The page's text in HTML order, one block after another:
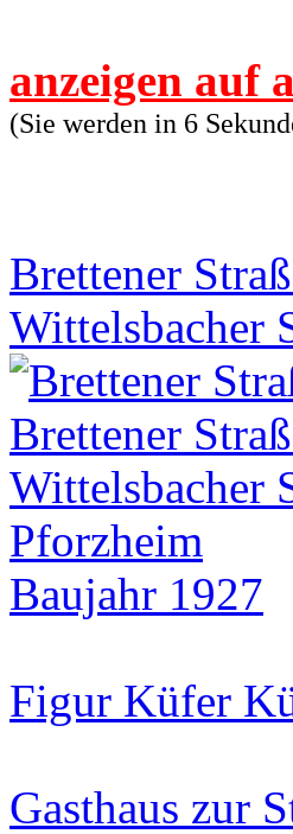
anzeigen auf
(Sie werden in 6
Brettener
Wittelsbacher
Baujahr 1927
Figur Küfer
Gasthaus zur